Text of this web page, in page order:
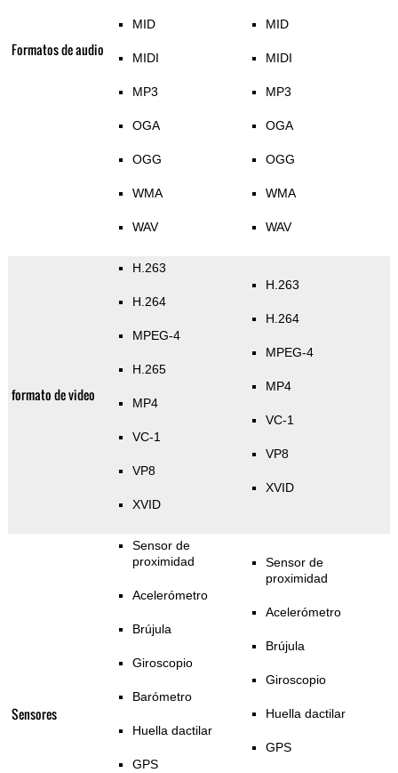
Formatos de audio
MID
MIDI
MP3
OGA
OGG
WMA
WAV
MID
MIDI
MP3
OGA
OGG
WMA
WAV
formato de video
H.263
H.264
MPEG-4
H.265
MP4
VC-1
VP8
XVID
H.263
H.264
MPEG-4
MP4
VC-1
VP8
XVID
Sensores
Sensor de
proximidad
Acelerómetro
Brújula
Giroscopio
Barómetro
Huella dactilar
GPS
Sensor de
proximidad
Acelerómetro
Brújula
Giroscopio
Huella dactilar
GPS